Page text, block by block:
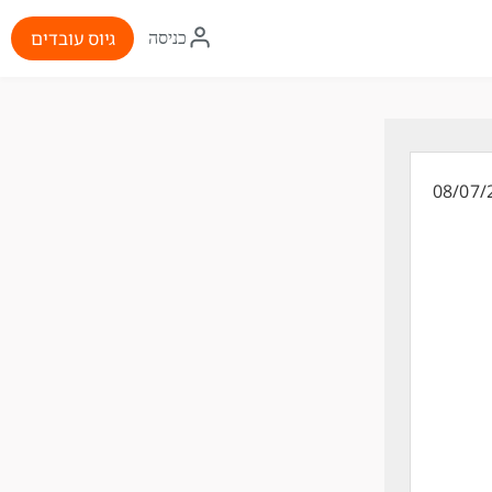
איקון
התחברות
כניסה גיוס עובדים
08/07/